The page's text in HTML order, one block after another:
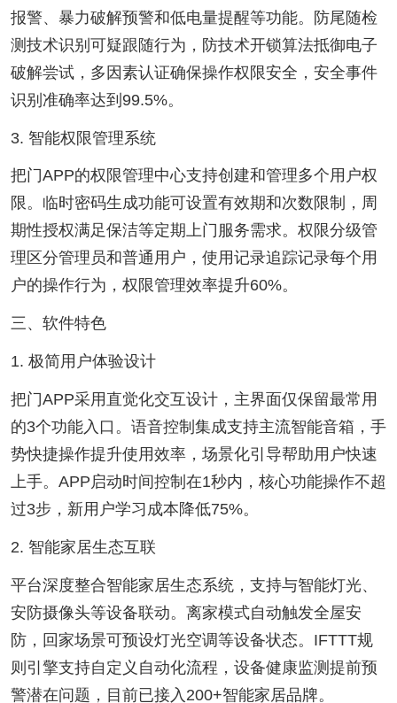
报警、暴力破解预警和低电量提醒等功能。防尾随检
测技术识别可疑跟随行为，防技术开锁算法抵御电子
破解尝试，多因素认证确保操作权限安全，安全事件
识别准确率达到99.5%。
3. 智能权限管理系统
把门APP的权限管理中心支持创建和管理多个用户权
限。临时密码生成功能可设置有效期和次数限制，周
期性授权满足保洁等定期上门服务需求。权限分级管
理区分管理员和普通用户，使用记录追踪记录每个用
户的操作行为，权限管理效率提升60%。
三、软件特色
1. 极简用户体验设计
把门APP采用直觉化交互设计，主界面仅保留最常用
的3个功能入口。语音控制集成支持主流智能音箱，手
势快捷操作提升使用效率，场景化引导帮助用户快速
上手。APP启动时间控制在1秒内，核心功能操作不超
过3步，新用户学习成本降低75%。
2. 智能家居生态互联
平台深度整合智能家居生态系统，支持与智能灯光、
安防摄像头等设备联动。离家模式自动触发全屋安
防，回家场景可预设灯光空调等设备状态。IFTTT规
则引擎支持自定义自动化流程，设备健康监测提前预
警潜在问题，目前已接入200+智能家居品牌。